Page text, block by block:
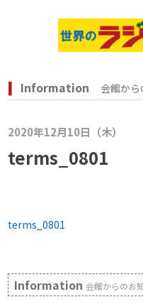
Information 会館か
2020年12月10日（木）
terms_0801
terms_0801
Information会館からのお